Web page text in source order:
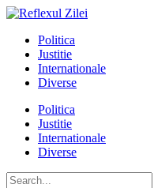
Politica
Justitie
Internationale
Diverse
Politica
Justitie
Internationale
Diverse